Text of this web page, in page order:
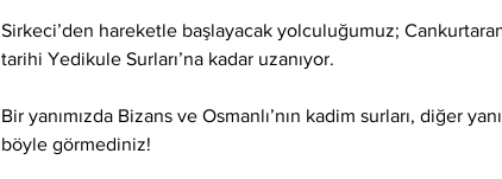
Sirkeci’den hareketle başlayacak yolculuğumuz;
tarihi Yedikule Surları’na kadar uzanıyor.
Bir yanımızda Bizans ve Osmanlı’nın kadim surları, diğer
böyle görmediniz!